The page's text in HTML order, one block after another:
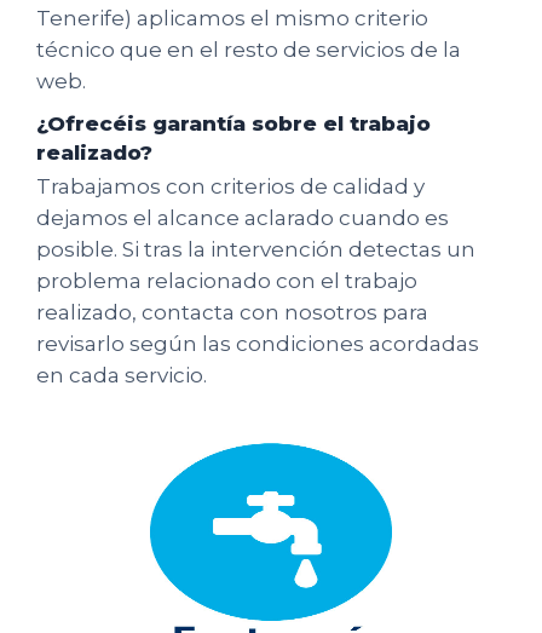
Tenerife) aplicamos el mismo criterio
técnico que en el resto de servicios de la
web.
¿Ofrecéis garantía sobre el trabajo
realizado?
Trabajamos con criterios de calidad y
dejamos el alcance aclarado cuando es
posible. Si tras la intervención detectas un
problema relacionado con el trabajo
realizado, contacta con nosotros para
revisarlo según las condiciones acordadas
en cada servicio.